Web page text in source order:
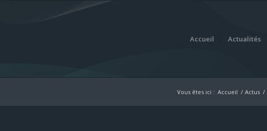
Accueil Actualités
Vous êtes ici : Accueil / Actus /